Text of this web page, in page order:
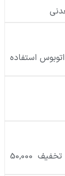
استفاده
تخفیف 100,000 تومانی برای 10 نفر اول، تخفیف 50,000